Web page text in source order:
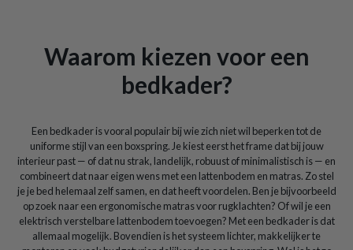
Waarom kiezen voor een
bedkader?
Een bedkader is vooral populair bij wie zich niet wil beperken tot de
uniforme stijl van een boxspring. Je kiest eerst het frame dat bij jouw
interieur past — of dat nu strak, landelijk, robuust of minimalistisch is — en
combineert dat naar eigen wens met een lattenbodem en matras. Zo stel
je je bed helemaal zelf samen, en dat heeft voordelen. Ben je bijvoorbeeld
op zoek naar een ergonomische matras voor rugklachten? Of wil je een
elektrisch verstelbare lattenbodem toevoegen? Met een bedkader is dat
allemaal mogelijk. Bovendien is het systeem lichter, makkelijker te